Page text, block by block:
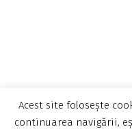
Acest site folosește
continuarea navigării,